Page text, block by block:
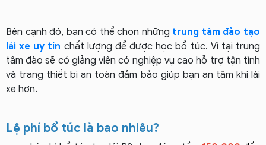
Bên cạnh đó, bạn có thể chọn những trung tâm đào tạo
lái xe uy tín chất lượng để được học bổ túc. Vì tại trung
tâm đào sẽ có giảng viên có nghiệp vụ cao hỗ trợ tận tình
và trang thiết bị an toàn đảm bảo giúp bạn an tâm khi lái
xe hơn.
Lệ phí bổ túc là bao nhiêu?